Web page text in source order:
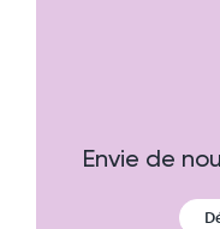
Envie de